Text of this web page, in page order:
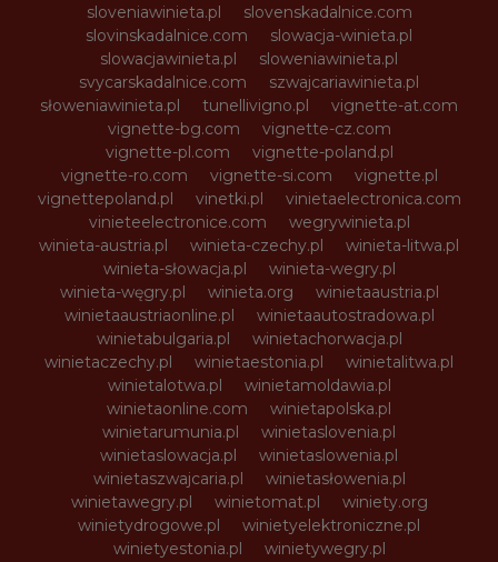
sloveniawinieta.pl
slovenskadalnice.com
slovinskadalnice.com
slowacja-winieta.pl
slowacjawinieta.pl
sloweniawinieta.pl
svycarskadalnice.com
szwajcariawinieta.pl
słoweniawinieta.pl
tunellivigno.pl
vignette-at.com
vignette-bg.com
vignette-cz.com
vignette-pl.com
vignette-poland.pl
vignette-ro.com
vignette-si.com
vignette.pl
vignettepoland.pl
vinetki.pl
vinietaelectronica.com
vinieteelectronice.com
wegrywinieta.pl
winieta-austria.pl
winieta-czechy.pl
winieta-litwa.pl
winieta-słowacja.pl
winieta-wegry.pl
winieta-węgry.pl
winieta.org
winietaaustria.pl
winietaaustriaonline.pl
winietaautostradowa.pl
winietabulgaria.pl
winietachorwacja.pl
winietaczechy.pl
winietaestonia.pl
winietalitwa.pl
winietalotwa.pl
winietamoldawia.pl
winietaonline.com
winietapolska.pl
winietarumunia.pl
winietaslovenia.pl
winietaslowacja.pl
winietaslowenia.pl
winietaszwajcaria.pl
winietasłowenia.pl
winietawegry.pl
winietomat.pl
winiety.org
winietydrogowe.pl
winietyelektroniczne.pl
winietyestonia.pl
winietywegry.pl